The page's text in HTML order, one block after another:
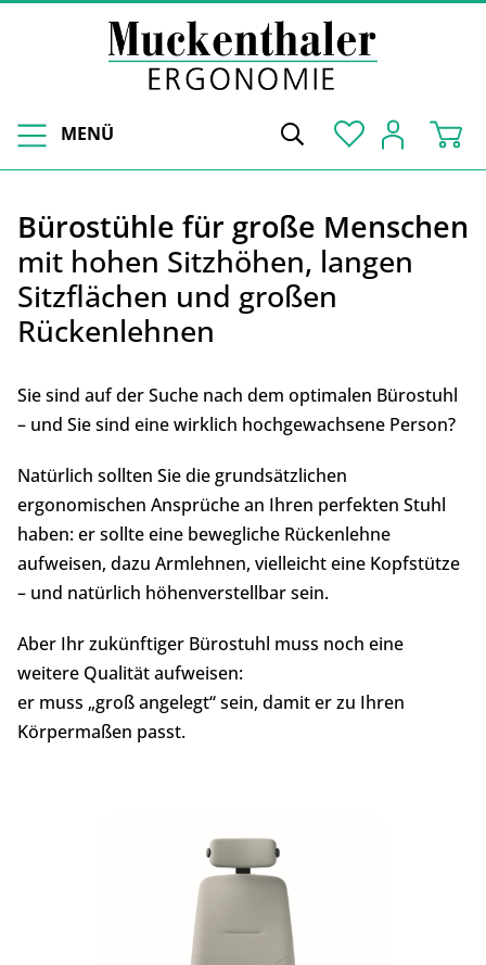
MENÜ
Bürostühle für große Menschen
mit hohen Sitzhöhen, langen
Sitzflächen und großen
Rückenlehnen
Sie sind auf der Suche nach dem optimalen Bürostuhl
– und Sie sind eine wirklich hochgewachsene Person?
Natürlich sollten Sie die grundsätzlichen
ergonomischen Ansprüche an Ihren perfekten Stuhl
haben: er sollte eine bewegliche Rückenlehne
aufweisen, dazu Armlehnen, vielleicht eine Kopfstütze
– und natürlich höhenverstellbar sein.
Aber Ihr zukünftiger Bürostuhl muss noch eine
weitere Qualität aufweisen:
er muss „groß angelegt“ sein, damit er zu Ihren
Körpermaßen passt.